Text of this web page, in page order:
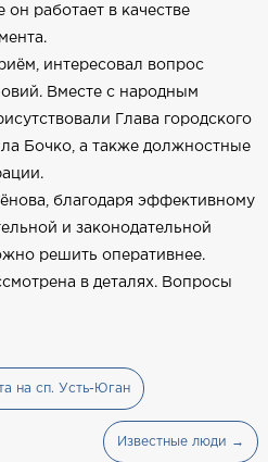
работает в качестве
интересовал вопрос
Вместе с народным
Глава городского
Бочко, а также должностные
благодаря эффективному
и законодательной
решить оперативнее.
в деталях. Вопросы
на сп. Усть-Юган
Известные люди →